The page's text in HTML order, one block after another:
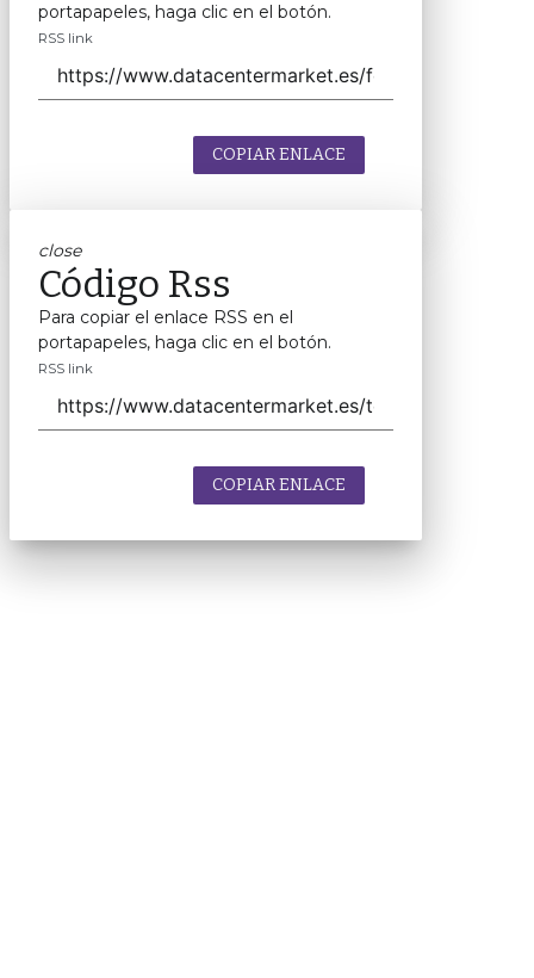
portapapeles, haga clic en el botón.
RSS link
COPIAR ENLACE
close
Código Rss
Para copiar el enlace RSS en el
portapapeles, haga clic en el botón.
RSS link
COPIAR ENLACE